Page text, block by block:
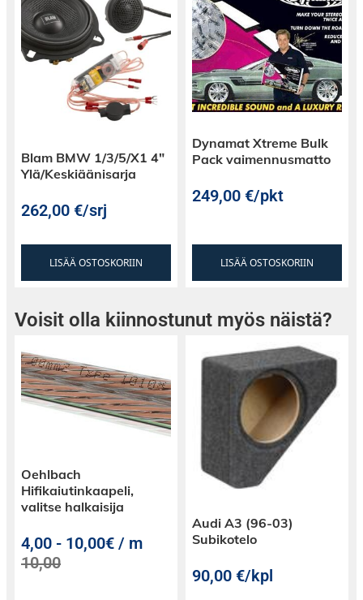
Blam BMW 1/3/5/X1 4″
Ylä/Keskiäänisarja
262,00€/srj
LISÄÄ OSTOSKORIIN
Dynamat Xtreme Bulk
Pack vaimennusmatto
249,00€/pkt
LISÄÄ OSTOSKORIIN
Voisit olla kiinnostunut myös näistä?
Oehlbach
Hifikaiutinkaapeli,
valitse halkaisija
4,00 - 10,00€ / m
10,00
Audi A3 (96-03)
Subikotelo
90,00€/kpl